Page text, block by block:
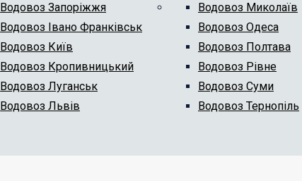
Водовоз Запоріжжя
Водовоз Івано Франківськ
Водовоз Київ
Водовоз Кропивницький
Водовоз Луганськ
Водовоз Львів
Водовоз Миколаїв
Водовоз Одеса
Водовоз Полтава
Водовоз Рівне
Водовоз Суми
Водовоз Тернопіль